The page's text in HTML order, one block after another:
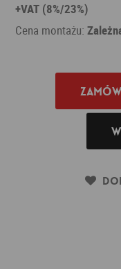
+VAT (8%/23%)
Cena montażu: